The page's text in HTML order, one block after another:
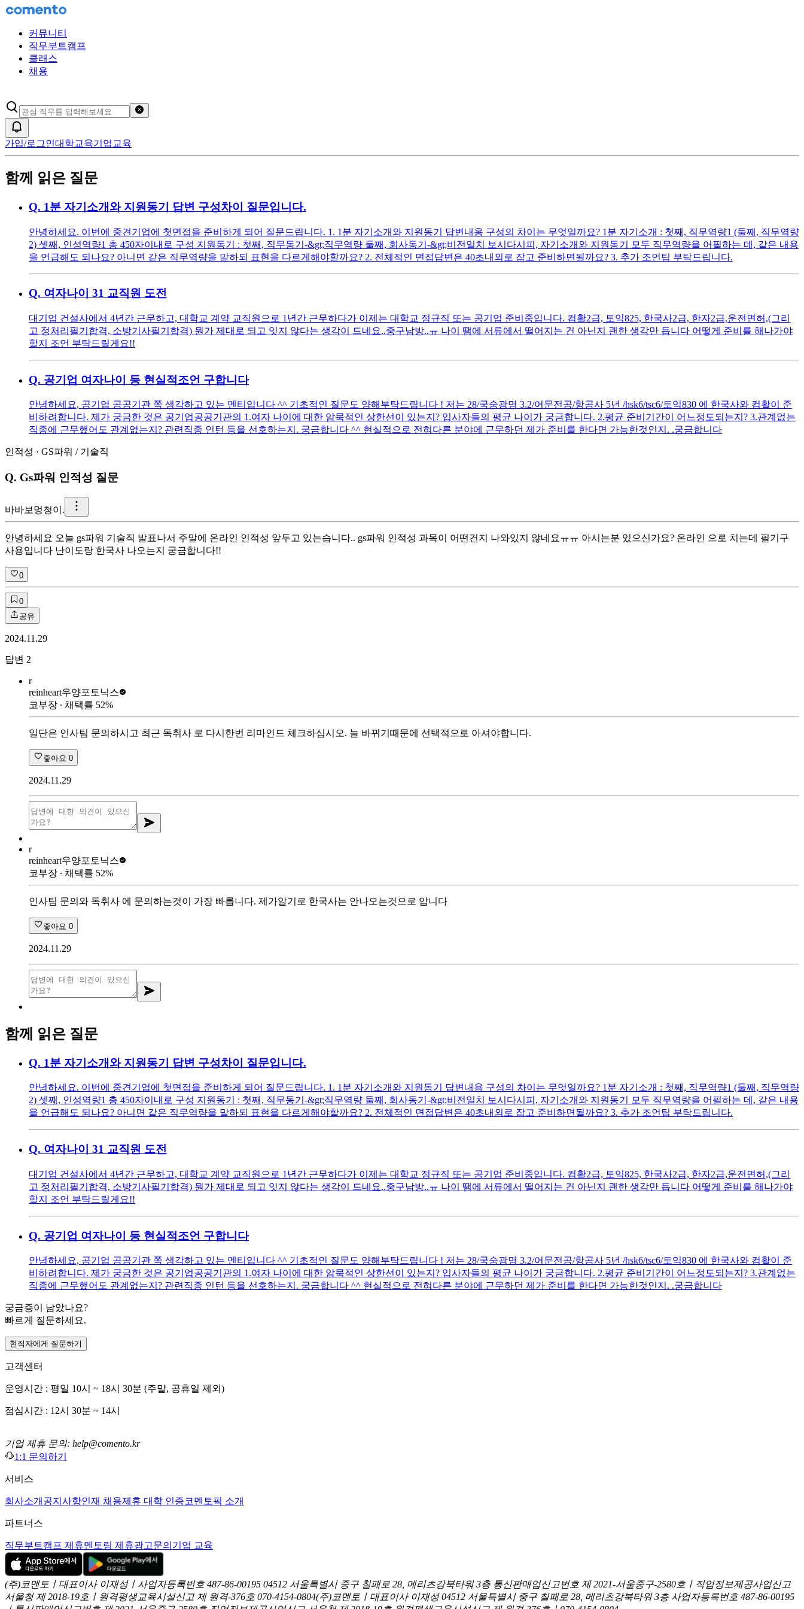
커뮤니티
직무부트캠프
클래스
채용
가입/로그인대학교육기업교육
함께 읽은 질문
Q. 1분 자기소개와 지원동기 답변 구성차이 질문입니다.
안녕하세요. 이번에 중견기업에 첫면접을 준비하게 되어 질문드립니다. 1. 1분 자기소개와 지원동기 답변내용 구성의 차이는 무엇일까요? 1분 자기소개 : 첫째, 직무역량1 (둘째, 직무역량
2) 셋째, 인성역량1 총 450자이내로 구성 지원동기 : 첫째, 직무동기-&gt;직무역량 둘째, 회사동기-&gt;비전일치 보시다시피, 자기소개와 지원동기 모두 직무역량을 어필하는 데, 같은 내용
을 언급해도 되나요? 아니면 같은 직무역량을 말하되 표현을 다르게해야할까요? 2. 전체적인 면접답변은 40초내외로 잡고 준비하면될까요? 3. 추가 조언팁 부탁드립니다.
Q. 여자나이 31 교직원 도전
대기업 건설사에서 4년간 근무하고, 대학교 계약 교직원으로 1년간 근무하다가 이제는 대학교 정규직 또는 공기업 준비중입니다. 컴활2급, 토익825, 한국사2급, 한자2급,운전면허,(그리
고 정처리필기합격, 소방기사필기합격) 뭔가 제대로 되고 잇지 않다는 생각이 드네요..중구남방..ㅠ 나이 땜에 서류에서 떨어지는 건 아닌지 괜한 생각만 듭니다 어떻게 준비를 해나가야
할지 조언 부탁드릴게요!!
Q. 공기업 여자나이 등 현실적조언 구합니다
안녕하세요, 공기업 공공기관 쪽 생각하고 있는 멘티입니다 ^^ 기초적인 질문도 양해부탁드립니다 ! 저는 28/국숭광명 3.2/어문전공/항공사 5년 /hsk6/tsc6/토익830 에 한국사와 컴활이 준
비하려합니다. 제가 궁금한 것은 공기업공공기관의 1.여자 나이에 대한 암묵적인 상한선이 있는지? 입사자들의 평균 나이가 궁금합니다. 2.평균 준비기간이 어느정도되는지? 3.관계없는
직종에 근무했어도 관계없는지? 관련직종 인턴 등을 선호하는지. 궁금합니다 ^^ 현실적으로 전혀다른 분야에 근무하던 제가 준비를 한다면 가능한것인지. .궁금합니다
인적성 · GS파워 / 기술직
Q. Gs파워 인적성 질문
바바보멍청이.
안녕하세요 오늘 gs파워 기술직 발표나서 주말에 온라인 인적성 앞두고 있는습니다.. gs파워 인적성 과목이 어떤건지 나와있지 않네요ㅠㅠ 아시는분 있으신가요? 온라인 으로 치는데 필기구
사용입니다 난이도랑 한국사 나오는지 궁금합니다!!
0
0
공유
2024.11.29
답변 2
r
reinheart우양포토닉스
코부장 ∙ 채택률 52%
일단은 인사팀 문의하시고 최근 독취사 로 다시한번 리마인드 체크하십시오. 늘 바뀌기때문에 선택적으로 아셔야합니다.
좋아요 0
2024.11.29
r
reinheart우양포토닉스
코부장 ∙ 채택률 52%
인사팀 문의와 독취사 에 문의하는것이 가장 빠릅니다. 제가알기로 한국사는 안나오는것으로 압니다
좋아요 0
2024.11.29
함께 읽은 질문
Q. 1분 자기소개와 지원동기 답변 구성차이 질문입니다.
안녕하세요. 이번에 중견기업에 첫면접을 준비하게 되어 질문드립니다. 1. 1분 자기소개와 지원동기 답변내용 구성의 차이는 무엇일까요? 1분 자기소개 : 첫째, 직무역량1 (둘째, 직무역량
2) 셋째, 인성역량1 총 450자이내로 구성 지원동기 : 첫째, 직무동기-&gt;직무역량 둘째, 회사동기-&gt;비전일치 보시다시피, 자기소개와 지원동기 모두 직무역량을 어필하는 데, 같은 내용
을 언급해도 되나요? 아니면 같은 직무역량을 말하되 표현을 다르게해야할까요? 2. 전체적인 면접답변은 40초내외로 잡고 준비하면될까요? 3. 추가 조언팁 부탁드립니다.
Q. 여자나이 31 교직원 도전
대기업 건설사에서 4년간 근무하고, 대학교 계약 교직원으로 1년간 근무하다가 이제는 대학교 정규직 또는 공기업 준비중입니다. 컴활2급, 토익825, 한국사2급, 한자2급,운전면허,(그리
고 정처리필기합격, 소방기사필기합격) 뭔가 제대로 되고 잇지 않다는 생각이 드네요..중구남방..ㅠ 나이 땜에 서류에서 떨어지는 건 아닌지 괜한 생각만 듭니다 어떻게 준비를 해나가야
할지 조언 부탁드릴게요!!
Q. 공기업 여자나이 등 현실적조언 구합니다
안녕하세요, 공기업 공공기관 쪽 생각하고 있는 멘티입니다 ^^ 기초적인 질문도 양해부탁드립니다 ! 저는 28/국숭광명 3.2/어문전공/항공사 5년 /hsk6/tsc6/토익830 에 한국사와 컴활이 준
비하려합니다. 제가 궁금한 것은 공기업공공기관의 1.여자 나이에 대한 암묵적인 상한선이 있는지? 입사자들의 평균 나이가 궁금합니다. 2.평균 준비기간이 어느정도되는지? 3.관계없는
직종에 근무했어도 관계없는지? 관련직종 인턴 등을 선호하는지. 궁금합니다 ^^ 현실적으로 전혀다른 분야에 근무하던 제가 준비를 한다면 가능한것인지. .궁금합니다
궁금증이 남았나요?
빠르게 질문하세요.
현직자에게 질문하기
고객센터
운영시간 : 평일 10시 ~ 18시 30분 (주말, 공휴일 제외)
점심시간 : 12시 30분 ~ 14시
기업 제휴 문의: help@comento.kr
1:1 문의하기
서비스
회사소개 공지사항인재 채용제휴 대학 인증코멘토픽 소개
파트너스
직무부트캠프 제휴멘토링 제휴광고문의 기업 교육
(주)코멘토ㅣ대표이사 이재성ㅣ사업자등록번호 487-86-00195 04512 서울특별시 중구 칠패로 28, 메리츠강북타워 3층 통신판매업신고번호 제 2021-서울중구-2580호ㅣ직업정보제공사업신고
서울청 제 2018-19호ㅣ원격평생교육시설신고 제 원격-376호 070-4154-0804(주)코멘토ㅣ대표이사 이재성 04512 서울특별시 중구 칠패로 28, 메리츠강북타워 3층 사업자등록번호 487-86-00195